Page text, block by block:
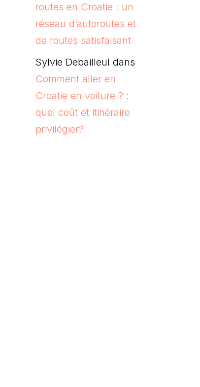
routes en Croatie : un
réseau d’autoroutes et
de routes satisfaisant
Sylvie Debailleul dans
Comment aller en
Croatie en voiture ? :
quel coût et itinéraire
privilégier?